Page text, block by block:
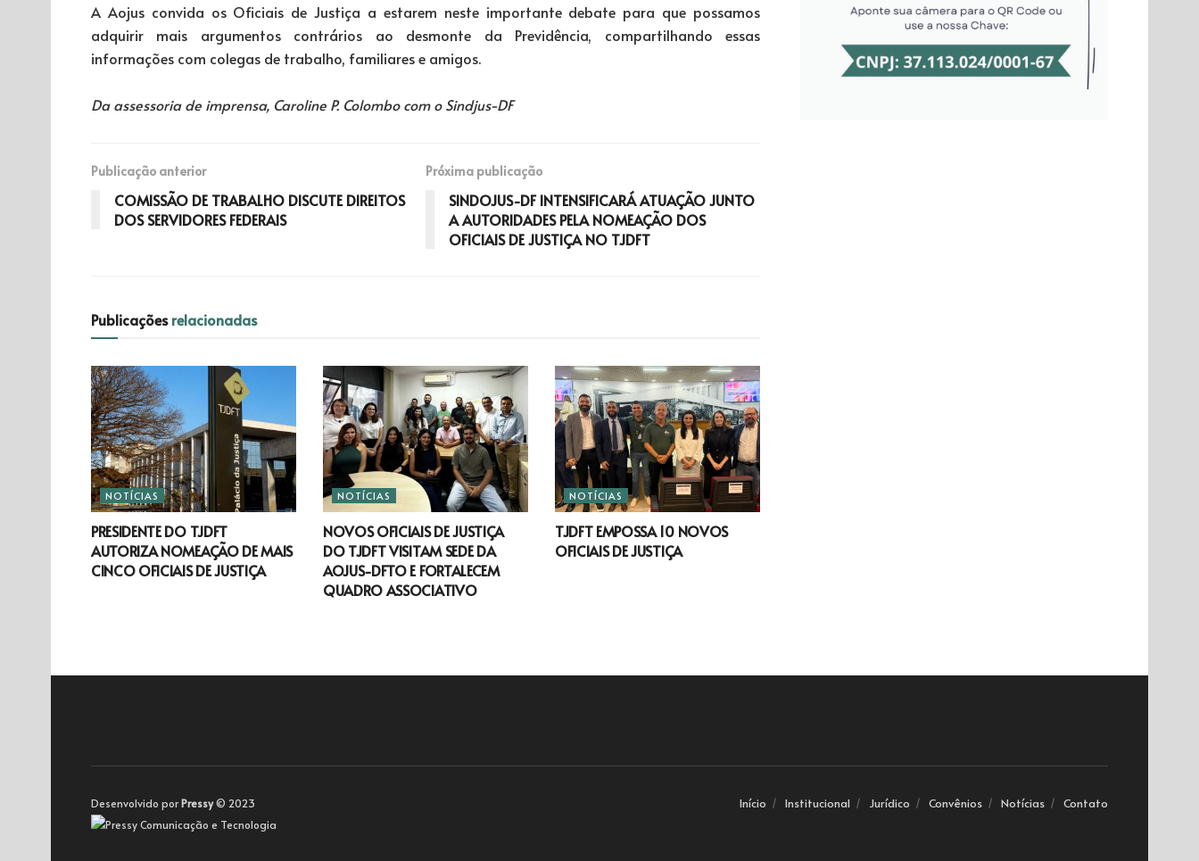
A Aojus convida os Oficiais de Justiça a estarem neste importante debate para que possamos
adquirir mais argumentos contrários ao desmonte da Previdência, compartilhando essas
informações com colegas de trabalho, familiares e amigos.
Da assessoria de imprensa, Caroline P. Colombo com o Sindjus-DF
Publicação anterior
COMISSÃO DE TRABALHO DISCUTE DIREITOS
DOS SERVIDORES FEDERAIS
Próxima publicação
SINDOJUS-DF INTENSIFICARÁ ATUAÇÃO JUNTO
A AUTORIDADES PELA NOMEAÇÃO DOS
OFICIAIS DE JUSTIÇA NO TJDFT
Publicaçõesrelacionadas
NOTÍCIAS
PRESIDENTE DO TJDFT
AUTORIZA NOMEAÇÃO DE MAIS
CINCO OFICIAIS DE JUSTIÇA
NOTÍCIAS
NOVOS OFICIAIS DE JUSTIÇA
DO TJDFT VISITAM SEDE DA
AOJUS-DFTO E FORTALECEM
QUADRO ASSOCIATIVO
NOTÍCIAS
TJDFT EMPOSSA 10 NOVOS
OFICIAIS DE JUSTIÇA
Início Institucional Jurídico Convênios Notícias Contato
Desenvolvido porPressy© 2023